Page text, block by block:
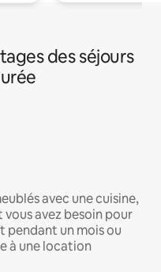
des séjours
avec une cuisine,
avez besoin pour
un mois ou
à une location